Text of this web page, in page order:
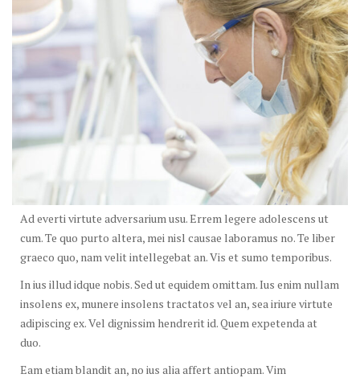
Ad everti virtute adversarium usu. Errem legere adolescens ut
cum. Te quo purto altera, mei nisl causae laboramus no. Te liber
graeco quo, nam velit intellegebat an. Vis et sumo temporibus.
In ius illud idque nobis. Sed ut equidem omittam. Ius enim nullam
insolens ex, munere insolens tractatos vel an, sea iriure virtute
adipiscing ex. Vel dignissim hendrerit id. Quem expetenda at
duo.
Eam etiam blandit an, no ius alia affert antiopam. Vim